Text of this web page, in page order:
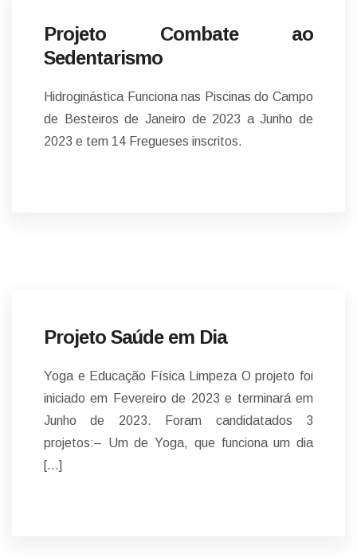
Projeto Combate ao
Sedentarismo
Hidroginástica Funciona nas Piscinas do Campo
de Besteiros de Janeiro de 2023 a Junho de
2023 e tem 14 Fregueses inscritos.
Projeto Saúde em Dia
Yoga e Educação Física Limpeza O projeto foi
iniciado em Fevereiro de 2023 e terminará em
Junho de 2023. Foram candidatados 3
projetos:– Um de Yoga, que funciona um dia
[…]